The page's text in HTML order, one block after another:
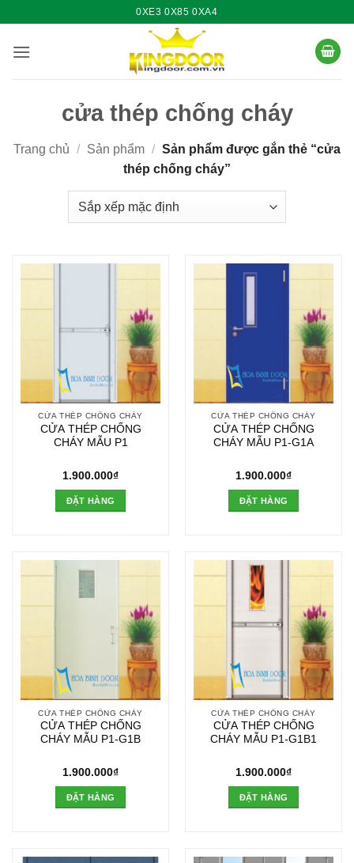
nội
0XE3 0X85 0XA4
cửa thép chống cháy
Trang chủ / Sản phẩm / Sản phẩm được gắn thẻ “cửa
thép chống cháy”
CỬA THÉP CHỐNG CHÁY
CỬA THÉP CHỐNG
CHÁY MẪU P1
1.900.000₫
ĐẶT HÀNG
CỬA THÉP CHỐNG CHÁY
CỬA THÉP CHỐNG
CHÁY MẪU P1-G1A
1.900.000₫
ĐẶT HÀNG
CỬA THÉP CHỐNG CHÁY
CỬA THÉP CHỐNG
CHÁY MẪU P1-G1B
1.900.000₫
ĐẶT HÀNG
CỬA THÉP CHỐNG CHÁY
CỬA THÉP CHỐNG
CHÁY MẪU P1-G1B1
1.900.000₫
ĐẶT HÀNG